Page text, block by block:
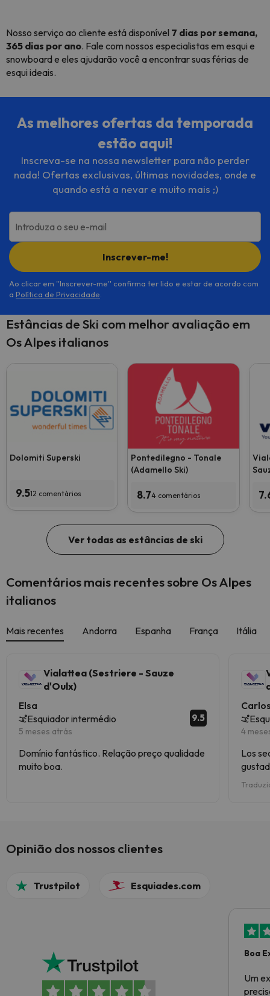
Nosso serviço ao cliente está disponível 7 dias por semana,
365 dias por ano. Fale com nossos especialistas em esqui e
snowboard e eles ajudarão você a encontrar suas férias de
esqui ideais.
As melhores ofertas da temporada
estão aqui!
Inscreva-se na nossa newsletter para não perder
nada! Ofertas exclusivas, últimas novidades, onde e
quando está a nevar e muito mais ;)
Introduza o seu e-mail
Inscrever-me!
Ao clicar em ''Inscrever-me'' confirma ter lido e estar de acordo com
a Política de Privacidade
Estâncias de Ski com melhor avaliação em
Os Alpes italianos
Dolomiti Superski
9.512 comentários
Pontedilegno - Tonale
(Adamello Ski)
8.74 comentários
Ver todas as estâncias de ski
Comentários mais recentes sobre Os Alpes
italianos
Mais recentes Andorra Espanha França Itália
Vialattea (Sestriere - Sauze
d'Oulx)
Elsa
Esquiador intermédio
5 meses atrás
9.5
Domínio fantástico. Relação preço qualidade
muito boa.
4
Los
pistas
Opinião dos nossos clientes
Trustpilot Esquiades.com
Boa
Um